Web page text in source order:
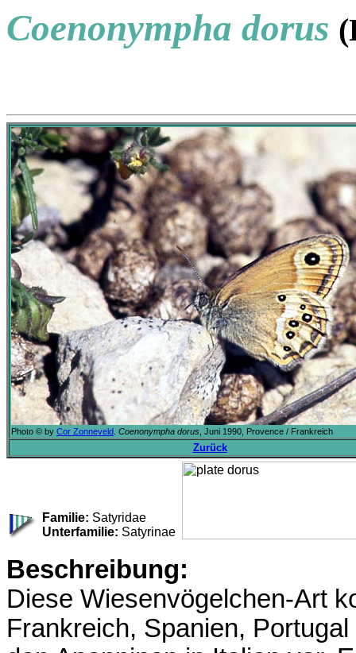
Coenonympha dorus
Photo © by Cor Zonneveld. Coenonympha dorus, Juni 1990, Provence / Frankreich
Zurück
Familie: Satyridae
Unterfamilie: Satyrinae
Beschreibung:
Diese Wiesenvögelchen-Art
Frankreich, Spanien,